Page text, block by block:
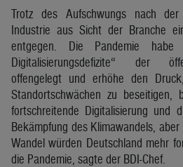
Trotz des Aufschwungs nach
Industrie aus Sicht der Branche
entgegen. Die Pandemie habe
Digitalisierungsdefizite“ der
offengelegt und erhöhe den
Standortschwächen zu beseitigen,
fortschreitende Digitalisierung und
Bekämpfung des Klimawandels,
Wandel würden Deutschland mehr
die Pandemie, sagte der BDI-Chef.